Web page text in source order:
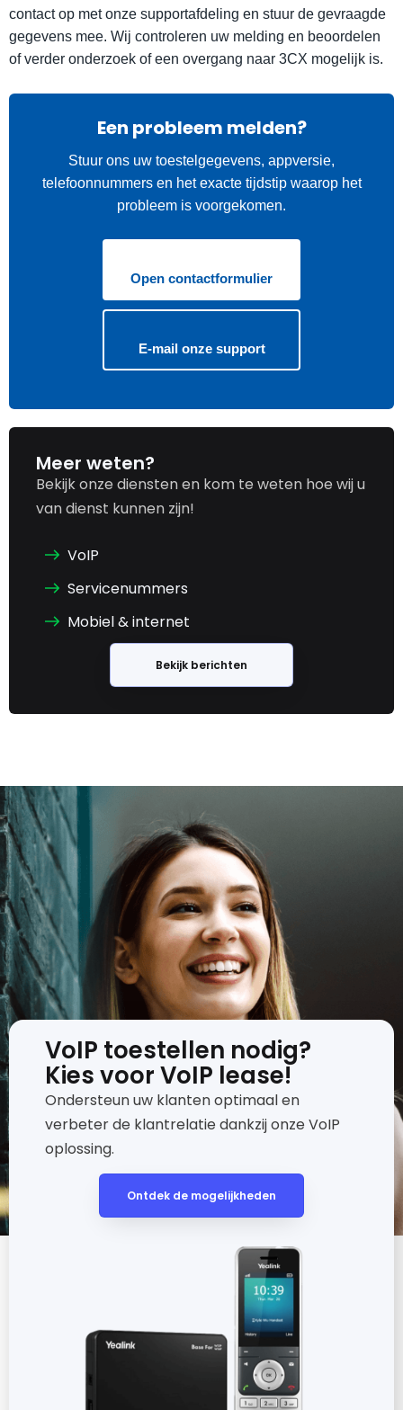
contact op met onze supportafdeling en stuur de gevraagde
gegevens mee. Wij controleren uw melding en beoordelen
of verder onderzoek of een overgang naar 3CX mogelijk is.
Een probleem melden?
Stuur ons uw toestelgegevens, appversie,
telefoonnummers en het exacte tijdstip waarop het
probleem is voorgekomen.
Open contactformulier
E-mail onze support
Meer weten?
Bekijk onze diensten en kom te weten hoe wij u
van dienst kunnen zijn!
VoIP
Servicenummers
Mobiel & internet
Bekijk berichten
VoIP toestellen nodig?
Kies voor VoIP lease!
Ondersteun uw klanten optimaal en
verbeter de klantrelatie dankzij onze VoIP
oplossing.
Ontdek de mogelijkheden